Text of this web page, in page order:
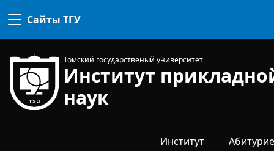
Сайты ТГУ
Томский государственый университет
Институт
наук
Институт